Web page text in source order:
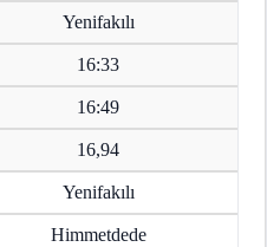
Yenifakılı
16:33
16:49
16,94
Yenifakılı
Himmetdede